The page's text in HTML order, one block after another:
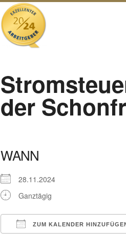
der
WANN
28.11.2024
Ganztägig
ZUM KALENDER